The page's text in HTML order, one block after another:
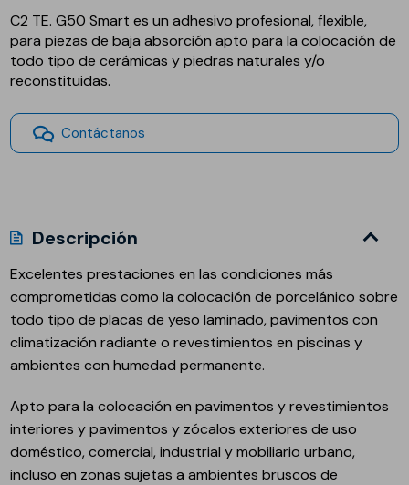
C2 TE. G50 Smart es un adhesivo profesional, flexible,
para piezas de baja absorción apto para la colocación de
todo tipo de cerámicas y piedras naturales y/o
reconstituidas.
Contáctanos
Descripción
Excelentes prestaciones en las condiciones más
comprometidas como la colocación de porcelánico sobre
todo tipo de placas de yeso laminado, pavimentos con
climatización radiante o revestimientos en piscinas y
ambientes con humedad permanente.
Apto para la colocación en pavimentos y revestimientos
interiores y pavimentos y zócalos exteriores de uso
doméstico, comercial, industrial y mobiliario urbano,
incluso en zonas sujetas a ambientes bruscos de